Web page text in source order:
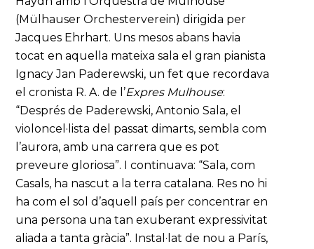
(Mülhauser Orchesterverein) dirigida per
Jacques Ehrhart. Uns mesos abans havia
tocat en aquella mateixa sala el gran pianista
Ignacy Jan Paderewski, un fet que recordava
el cronista R. A. de l’Expres Mulhouse:
“Després de Paderewski, Antonio Sala, el
violoncel·lista del passat dimarts, sembla com
l’aurora, amb una carrera que es pot
preveure gloriosa”. I continuava: “Sala, com
Casals, ha nascut a la terra catalana. Res no hi
ha com el sol d’aquell país per concentrar en
una persona una tan exuberant expressivitat
aliada a tanta gràcia”. Instal·lat de nou a París,